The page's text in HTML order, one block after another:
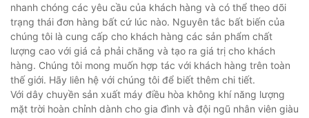
nhanh chóng các yêu cầu của khách hàng và có thể theo dõi
trạng thái đơn hàng bất cứ lúc nào. Nguyên tắc bất biến của
chúng tôi là cung cấp cho khách hàng các sản phẩm chất
lượng cao với giá cả phải chăng và tạo ra giá trị cho khách
hàng. Chúng tôi mong muốn hợp tác với khách hàng trên toàn
thế giới. Hãy liên hệ với chúng tôi để biết thêm chi tiết.
Với dây chuyền sản xuất máy điều hòa không khí năng lượng
mặt trời hoàn chỉnh dành cho gia đình và đội ngũ nhân viên giàu